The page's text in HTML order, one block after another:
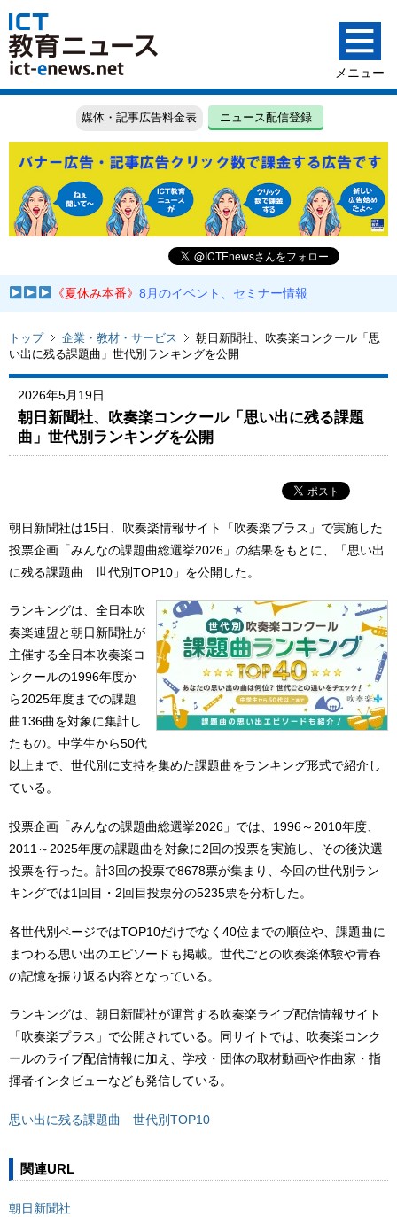
媒体・記事広告料金表 ニュース配信登録
《夏休み本番》8月のイベント、セミナー情報
トップ 企業・教材・サービス
朝日新聞社、吹奏楽コンクール「思
い出に残る課題曲」世代別ランキングを公開
2026年5月19日
朝日新聞社、吹奏楽コンクール「思い出に残る課題
曲」世代別ランキングを公開
朝日新聞社は15日、吹奏楽情報サイト「吹奏楽プラス」で実施した
投票企画「みんなの課題曲総選挙2026」の結果をもとに、「思い出
に残る課題曲 世代別TOP10」を公開した。
ランキングは、全日本吹
奏楽連盟と朝日新聞社が
主催する全日本吹奏楽コ
ンクールの1996年度か
ら2025年度までの課題
曲136曲を対象に集計し
たもの。中学生から50代
以上まで、世代別に支持を集めた課題曲をランキング形式で紹介し
ている。
投票企画「みんなの課題曲総選挙2026」では、1996～2010年度、
2011～2025年度の課題曲を対象に2回の投票を実施し、その後決選
投票を行った。計3回の投票で8678票が集まり、今回の世代別ラン
キングでは1回目・2回目投票分の5235票を分析した。
各世代別ページではTOP10だけでなく40位までの順位や、課題曲に
まつわる思い出のエピソードも掲載。世代ごとの吹奏楽体験や青春
の記憶を振り返る内容となっている。
ランキングは、朝日新聞社が運営する吹奏楽ライブ配信情報サイト
「吹奏楽プラス」で公開されている。同サイトでは、吹奏楽コンク
ールのライブ配信情報に加え、学校・団体の取材動画や作曲家・指
揮者インタビューなども発信している。
思い出に残る課題曲 世代別TOP10
関連URL
朝日新聞社